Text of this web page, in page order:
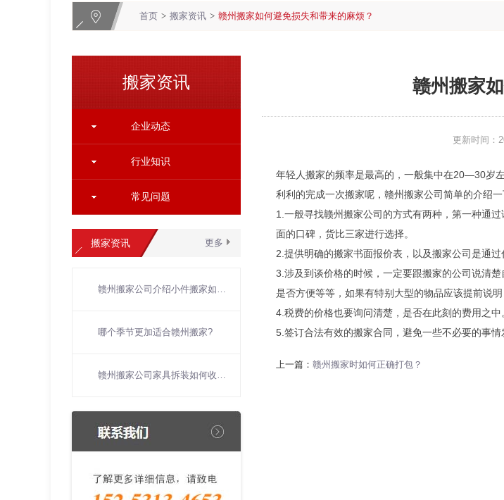
首页 > 搬家资讯 > 赣州搬家如何避免损失和带来的麻烦？
搬家资讯
企业动态
行业知识
常见问题
更多
搬家资讯
赣州搬家公司介绍小件搬家如何打包？
哪个季节更加适合赣州搬家?
赣州搬家公司家具拆装如何收费？
赣州搬家
更新时间：
年轻人搬家的频率是最高的，一般集中在20—30岁
利利的完成一次搬家呢，赣州搬家公司简单的介绍一
1.一般寻找赣州搬家公司的方式有两种，第一种通
面的口碑，货比三家进行选择。
2.提供明确的搬家书面报价表，以及搬家公司是通
3.涉及到谈价格的时候，一定要跟搬家的公司说清
是否方便等等，如果有特别大型的物品应该提前说
4.税费的价格也要询问清楚，是否在此刻的费用之中
5.签订合法有效的搬家合同，避免一些不必要的事情
上一篇： 赣州搬家时如何正确打包？